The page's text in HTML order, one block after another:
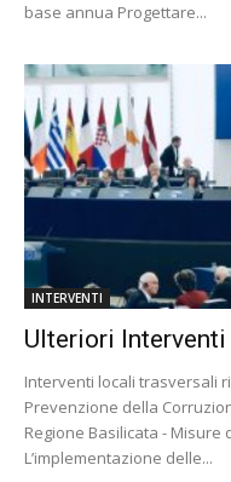
base annua Progettare...
INTERVENTI
Ulteriori Interventi
Interventi locali trasversali
Prevenzione della
Regione Basilicata -
L’implementazione delle...